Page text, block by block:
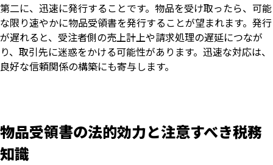
第二に、迅速に発行することです。物品を受け取ったら、可能
な限り速やかに物品受領書を発行することが望まれます。発行
が遅れると、受注者側の売上計上や請求処理の遅延につなが
り、取引先に迷惑をかける可能性があります。迅速な対応は、
良好な信頼関係の構築にも寄与します。
物品受領書の法的効力と注意すべき税務
知識